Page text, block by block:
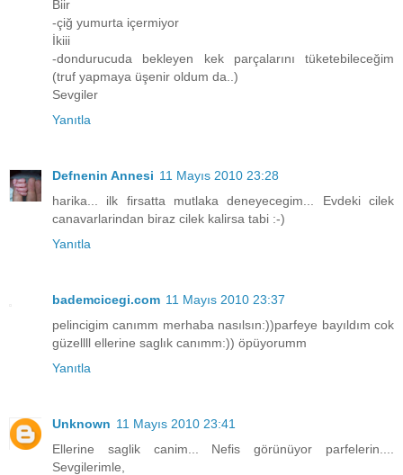
Biir
-çiğ yumurta içermiyor
İkiii
-dondurucuda bekleyen kek parçalarını tüketebileceğim
(truf yapmaya üşenir oldum da..)
Sevgiler
Yanıtla
Defnenin Annesi 11 Mayıs 2010 23:28
harika... ilk firsatta mutlaka deneyecegim... Evdeki cilek
canavarlarindan biraz cilek kalirsa tabi :-)
Yanıtla
bademcicegi.com 11 Mayıs 2010 23:37
pelincigim canımm merhaba nasılsın:))parfeye bayıldım cok
güzellll ellerine saglık canımm:)) öpüyorumm
Yanıtla
Unknown 11 Mayıs 2010 23:41
Ellerine saglik canim... Nefis görünüyor parfelerin....
Sevgilerimle,